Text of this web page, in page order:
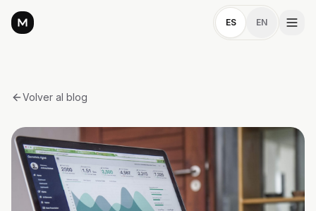
ES EN
Volver al blog